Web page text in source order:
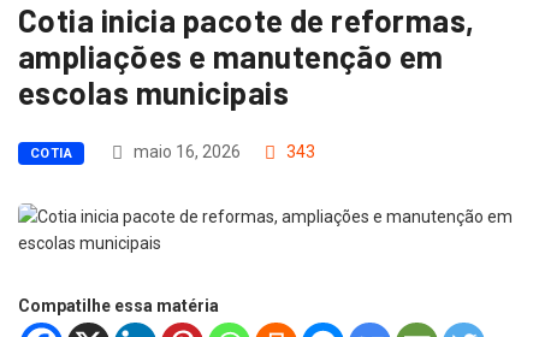
Cotia inicia pacote de reformas,
ampliações e manutenção em
escolas municipais
COTIA maio 16, 2026 343
Compatilhe essa matéria